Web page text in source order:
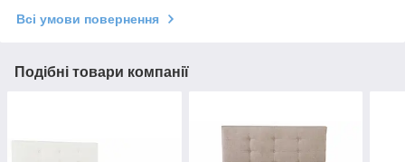
Всі умови повернення
Подібні товари компанії